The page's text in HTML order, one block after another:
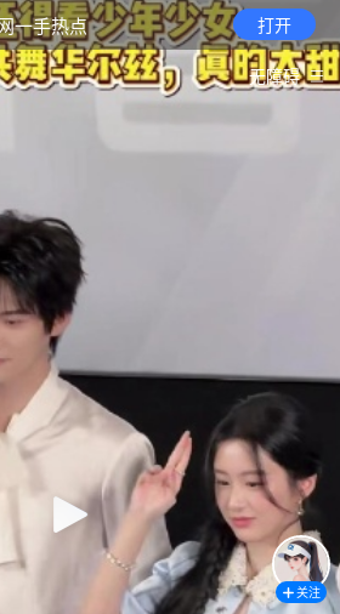
一手热点 打开
无障碍
关注